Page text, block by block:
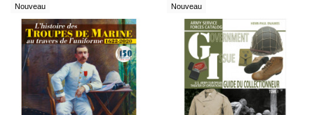
Nouveau Nouveau